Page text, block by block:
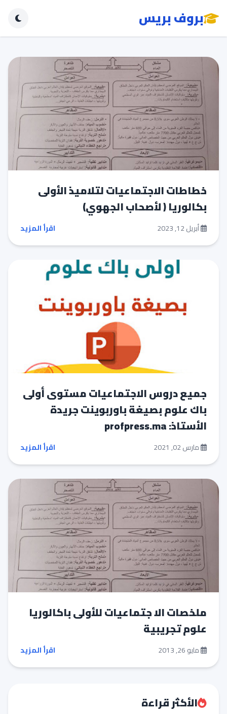
بروف بريس
خطاطات الاجتماعيات لتلاميذ الأولى
بكالوريا ( لأصحاب الجهوي)
أبريل 12, 2023 اقرأ المزيد
جميع دروس الاجتماعيات مستوى أولى
باك علوم بصيغة باوربوينت جريدة
الأستاذ: profpress.ma
مارس 02, 2021 اقرأ المزيد
ملخصات الا جتماعيات للأولى باكالوريا
علوم تجريبية
مايو 26, 2013 اقرأ المزيد
الأكثر قراءة